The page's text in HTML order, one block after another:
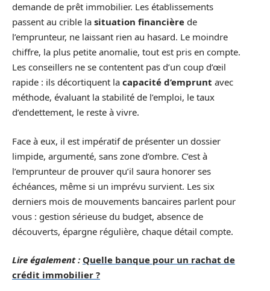
demande de prêt immobilier. Les établissements
passent au crible la situation financière de
l’emprunteur, ne laissant rien au hasard. Le moindre
chiffre, la plus petite anomalie, tout est pris en compte.
Les conseillers ne se contentent pas d’un coup d’œil
rapide : ils décortiquent la capacité d’emprunt avec
méthode, évaluant la stabilité de l’emploi, le taux
d’endettement, le reste à vivre.
Face à eux, il est impératif de présenter un dossier
limpide, argumenté, sans zone d’ombre. C’est à
l’emprunteur de prouver qu’il saura honorer ses
échéances, même si un imprévu survient. Les six
derniers mois de mouvements bancaires parlent pour
vous : gestion sérieuse du budget, absence de
découverts, épargne régulière, chaque détail compte.
Lire également : Quelle banque pour un rachat de
crédit immobilier ?